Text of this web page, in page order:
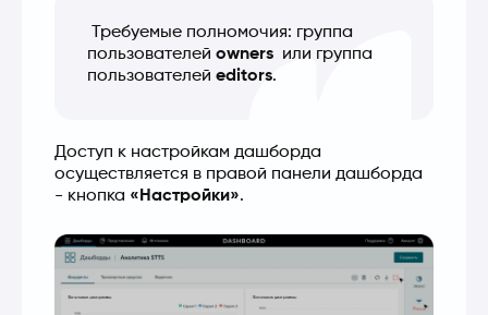
пользователей owners
  или группа
пользователей editors.
Доступ к настройкам дашборда
осуществляется в правой панели дашборда
- кнопка «Настройки».